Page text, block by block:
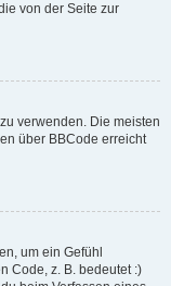
von der Seite zur
verwenden. Die meisten
über BBCode erreicht
um ein Gefühl
Code, z. B. bedeutet :)